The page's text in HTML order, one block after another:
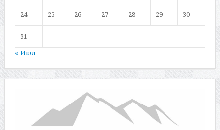
24 25 26 27 28 29 30
31
« Июл